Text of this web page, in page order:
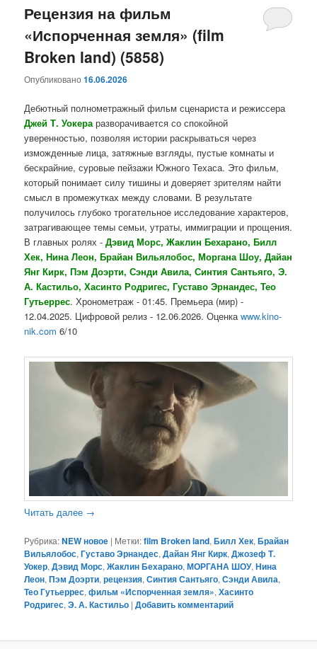
основному
содержимому
дополнительному
содержимому
Рецензия на фильм
«Испорченная земля» (film
Broken land) (5858)
Опубликовано16.06.2026
Дебютный полнометражный фильм сценариста и режиссера
Джей Т. Уокера разворачивается со спокойной
уверенностью, позволяя истории раскрываться через
изможденные лица, затяжные взгляды, пустые комнаты и
бескрайние, суровые пейзажи Южного Техаса. Это фильм,
который понимает силу тишины и доверяет зрителям найти
смысл в промежутках между словами. В результате
получилось глубоко трогательное исследование характеров,
затрагивающее темы семьи, утраты, иммиграции и прощения.
В главных ролях -Дэвид Морс, Жаклин Бехарано, Билл
Хек, Нина Леон, Брайан Вильялобос, Моргана Шоу, Дайан
Янг Кирк, Пэм Доэрти, Сэнди Авила, Синтия Сантьяго, Э.
А. Кастильо, Хасинто Родригес, Густаво Эрнандес, Тео
Гутьеррес. Хронометраж - 01:45. Премьера (мир) -
12.04.2025. Цифровой релиз - 12.06.2026. Оценкаwww.kino-
nik.com 6/10
Читать далее →
Рубрика:NEW новое | Метки:film Broken land,Билл Хек,Брайан
Вильялобос,Густаво Эрнандес,Дайан Янг Кирк,Джозеф Т.
Уокер,Дэвид Морс,Жаклин Бехарано,МОРГАНА ШОУ,Нина
Леон,Пэм Доэрти,рецензия,Синтия Сантьяго,Сэнди Авила,
Тео Гутьеррес,фильм «Испорченная земля»,Хасинто
Родригес,Э. А. Кастильо |Добавить комментарий